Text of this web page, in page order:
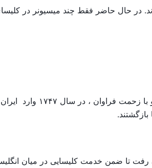
اسلامی در سال ۱۳۵۷ مجبور به ترک ایران شدند. در حال حاضر
نخستین میسیونرهای پروتستان که
، در سال ۱۸۰۵ یعنی در ۲۴ سالگی به هندوستان رفت تا ضمن